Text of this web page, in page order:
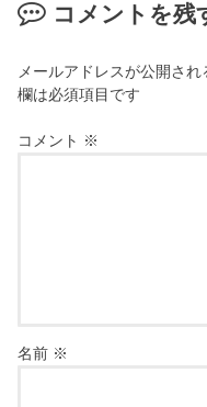
コメントを残
メールアドレスが公開され
欄は必須項目です
コメント ※
名前 ※